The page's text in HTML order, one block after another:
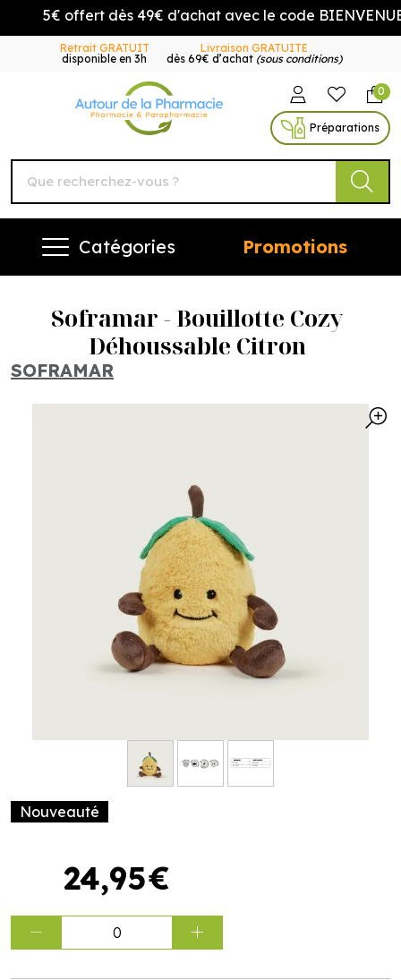
5€ offert dès 49€ d'achat avec le code BIENVENUE5
Retrait GRATUIT
disponible en 3h
Livraison GRATUITE
dès 69€ d’achat (sous conditions)
Autour de la Pharmacie
0
Préparations
Catégories Promotions
Soframar - Bouillotte Cozy
Déhoussable Citron
SOFRAMAR
Nouveauté
24,95€
0